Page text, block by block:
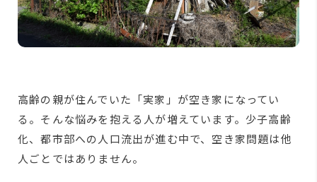
高齢の親が住んでいた「実家」が空き家になってい
る。そんな悩みを抱える人が増えています。少子高齢
化、都市部への人口流出が進む中で、空き家問題は他
人ごとではありません。